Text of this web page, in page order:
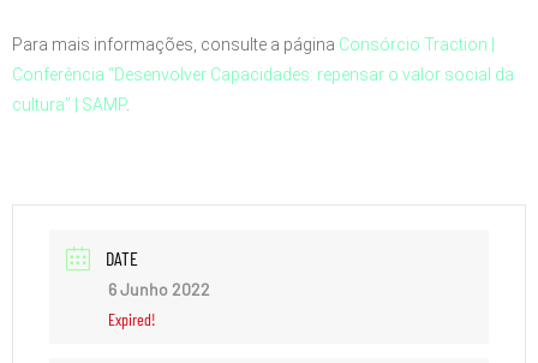
Para mais informações, consulte a página Consórcio Traction |
Conferência “Desenvolver Capacidades: repensar o valor social da
cultura” | SAMP.
DATE
6 Junho 2022
Expired!